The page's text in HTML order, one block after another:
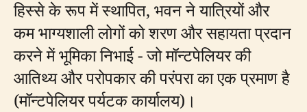
हिस्से के रूप में स्थापित, भवन ने यात्रियों और
कम भाग्यशाली लोगों को शरण और सहायता प्रदान
करने में भूमिका निभाई - जो मॉन्टपेलियर की
आतिथ्य और परोपकार की परंपरा का एक प्रमाण है
(मॉन्टपेलियर पर्यटक कार्यालय)।